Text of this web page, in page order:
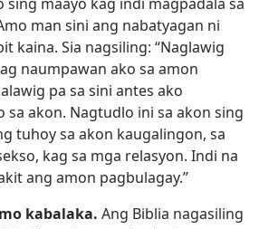
man sini ang nabatyagan ni
kaina. Sia nagsiling: “Naglawig
naumpawan ako sa amon
pa sa sini antes ako
sa akon. Nagtudlo ini sa akon sing
tuhoy sa akon kaugalingon, sa
kag sa mga relasyon. Indi na
ang amon pagbulagay.”
kabalaka. Ang Biblia nagasiling